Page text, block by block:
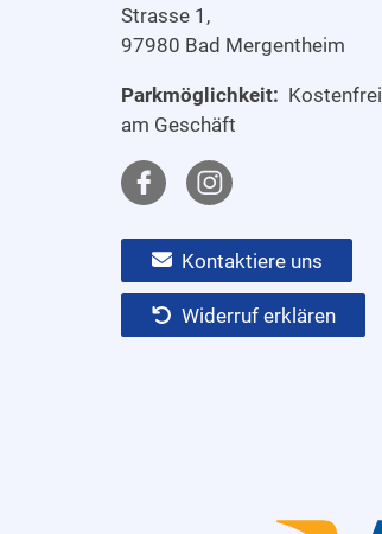
Strasse 1,
97980 Bad Mergentheim
Parkmöglichkeit: Kostenfrei
am Geschäft
Kontaktiere uns
Widerruf erklären